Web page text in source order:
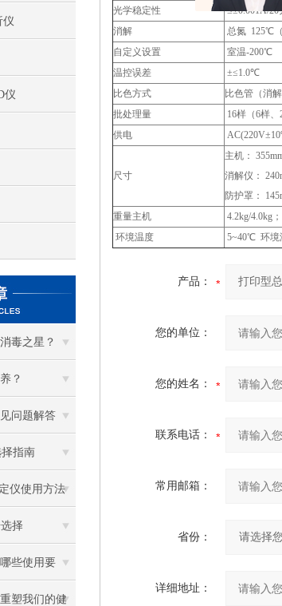
仪
仪
毒之星？
？
问题解答
择指南
仪使用方法
择
些使用要
塑我们的健
光学稳定性
≤±0.001A/20
消解
总氮 125℃（
自定义设置
室温-200℃
温控误差
±≤1.0℃
比色方式
比色管（消
批处理量
16样（6样、
供电
尺寸
主机：
消解仪：
防护罩：
重量主机
4.2kg/4.0kg
环境温度
5~40℃ 环境
产品：
您的单位：
您的姓名：
联系电话：
常用邮箱：
省份：
详细地址：